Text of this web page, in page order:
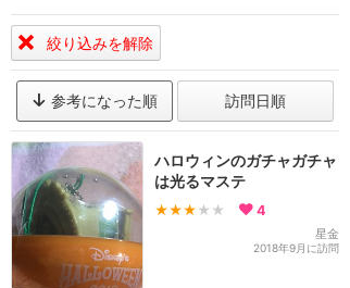
絞り込みを解除
参考になった順 訪問日順
ハロウィンのガチャガチャ
は光るマステ
★★★ ★★ 4
星金
2018年9月に訪問